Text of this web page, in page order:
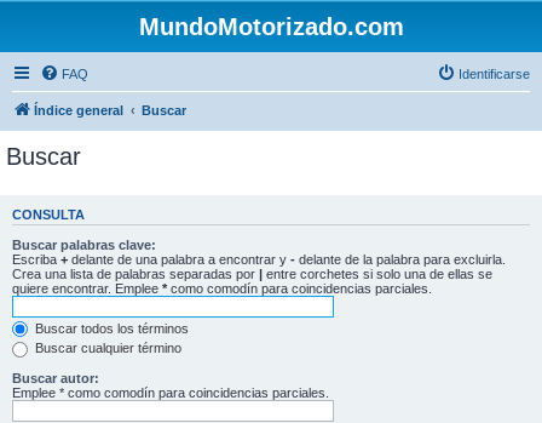
MundoMotorizado.com
FAQ Identificarse
Índice general Buscar
Buscar
CONSULTA
Buscar palabras clave:
Escriba + delante de una palabra a encontrar y - delante de la palabra para excluirla.
Crea una lista de palabras separadas por | entre corchetes si solo una de ellas se
quiere encontrar. Emplee * como comodín para coincidencias parciales.
Buscar todos los términos
Buscar cualquier término
Buscar autor:
Emplee * como comodín para coincidencias parciales.